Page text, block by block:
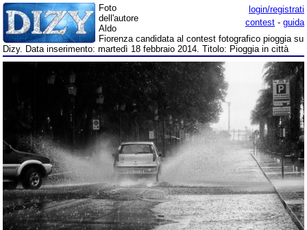
login/registrati
contest - guida
Foto
dell'autore
Aldo
Fiorenza candidata al contest fotografico pioggia su
Dizy. Data inserimento: martedì 18 febbraio 2014. Titolo: Pioggia in città